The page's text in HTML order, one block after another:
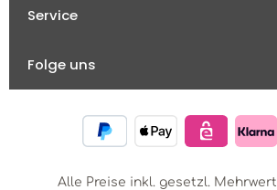
Service
Folge uns
Alle Preise inkl. gesetzl.